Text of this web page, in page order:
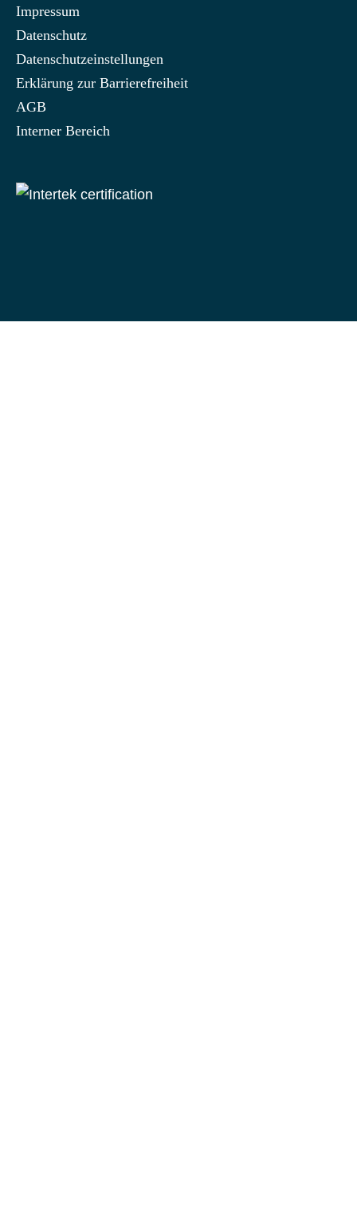
Impressum
Datenschutz
Datenschutzeinstellungen
Erklärung zur Barrierefreiheit
AGB
Interner Bereich